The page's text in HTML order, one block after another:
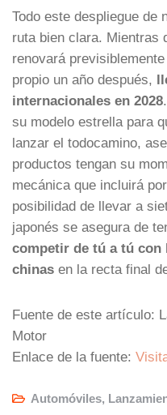
Todo este despliegue de
ruta bien clara. Mientras
renovará
propio un año después,
internacionales en 2028
su modelo estrella para
lanzar el todocamino,
productos tengan su
mecánica que incluirá
posibilidad de llevar a
japonés se asegura de
competir de tú a tú con
chinas en la recta final
Fuente de este artículo:
Motor
Enlace de la fuente:
Automóviles,